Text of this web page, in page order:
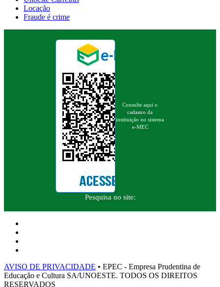
Locação
Fraude é crime
Consulte aqui o
cadastro da
instituição no sistema
e-MEC
Pesquisa no site:
AVISO DE PRIVACIDADE • EPEC - Empresa Prudentina de
Educação e Cultura SA/UNOESTE. TODOS OS DIREITOS
RESERVADOS